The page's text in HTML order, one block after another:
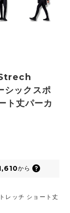
ックスポ
ト丈パーカ
から
レッチ ショート丈